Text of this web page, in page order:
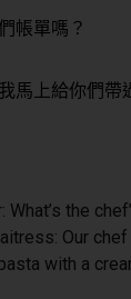
帳單嗎？
馬上給你們帶
What’s the
Our
with a